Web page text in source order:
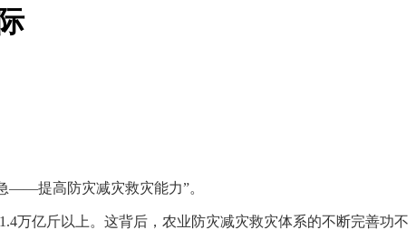
——提高防灾减灾救灾能力”。
万亿斤以上。这背后，农业防灾减灾救灾体系的不断完善功不